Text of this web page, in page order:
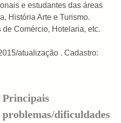
e estudantes das áreas
História Arte e Turismo.
Comércio, Hotelaria, etc.
atualização . Cadastro:
Principais
problemas/dificuldades